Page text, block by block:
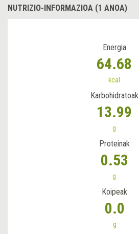
NUTRIZIO-INFORMAZIOA (1 ANOA)
Energia
64.68
kcal
Karbohidratoak
13.99
g
Proteinak
0.53
g
Koipeak
0.0
g